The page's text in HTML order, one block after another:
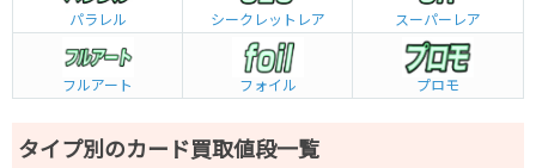
パラレル シークレットレア スーパーレア
フルアート フォイル プロモ
タイプ別のカード買取値段一覧